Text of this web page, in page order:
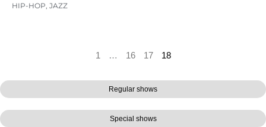
Regular shows
Special shows
HIP-HOP JAZZ
1 … 16 17 18